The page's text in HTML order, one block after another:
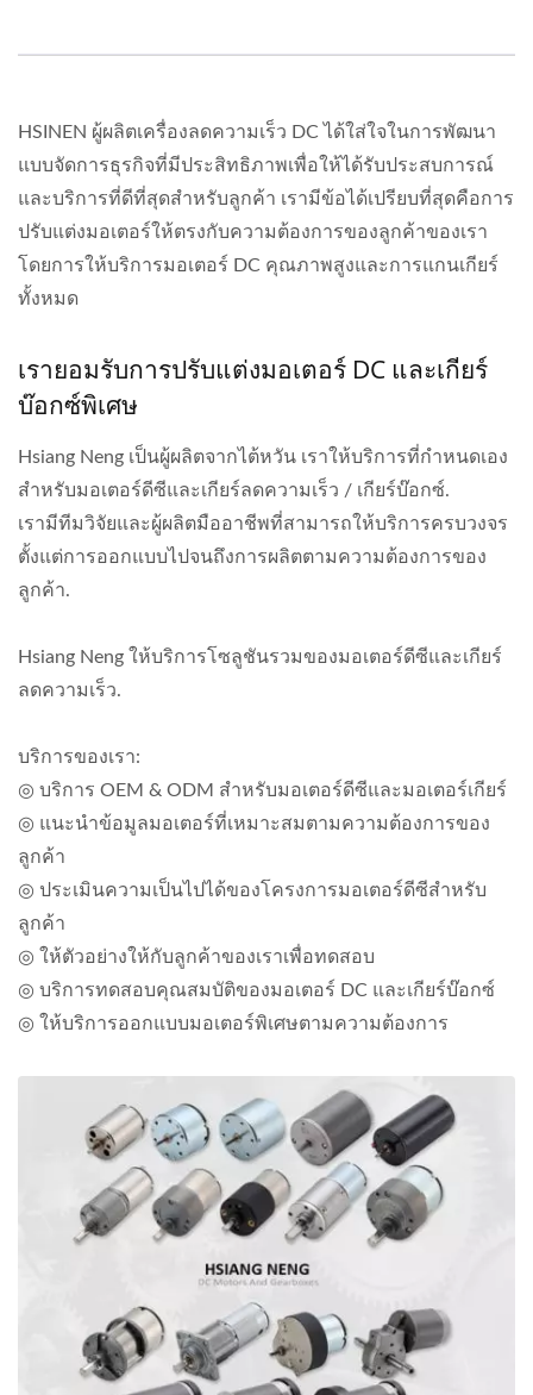
HSINEN ผู้ผลิตเครื่องลดความเร็ว DC ได้ใส่ใจในการพัฒนา
แบบจัดการธุรกิจที่มีประสิทธิภาพเพื่อให้ได้รับประสบการณ์
และบริการที่ดีที่สุดสำหรับลูกค้า เรามีข้อได้เปรียบที่สุดคือการ
ปรับแต่งมอเตอร์ให้ตรงกับความต้องการของลูกค้าของเรา
โดยการให้บริการมอเตอร์ DC คุณภาพสูงและการแกนเกียร์
ทั้งหมด
เรายอมรับการปรับแต่งมอเตอร์ DC และเกียร์
บ๊อกซ์พิเศษ
Hsiang Neng เป็นผู้ผลิตจากไต้หวัน เราให้บริการที่กำหนดเอง
สำหรับมอเตอร์ดีซีและเกียร์ลดความเร็ว / เกียร์บ๊อกซ์.
เรามีทีมวิจัยและผู้ผลิตมืออาชีพที่สามารถให้บริการครบวงจร
ตั้งแต่การออกแบบไปจนถึงการผลิตตามความต้องการของ
ลูกค้า.
Hsiang Neng ให้บริการโซลูชันรวมของมอเตอร์ดีซีและเกียร์
ลดความเร็ว.
บริการของเรา:
◎ บริการ OEM & ODM สำหรับมอเตอร์ดีซีและมอเตอร์เกียร์
◎ แนะนำข้อมูลมอเตอร์ที่เหมาะสมตามความต้องการของ
ลูกค้า
◎ ประเมินความเป็นไปได้ของโครงการมอเตอร์ดีซีสำหรับ
ลูกค้า
◎ ให้ตัวอย่างให้กับลูกค้าของเราเพื่อทดสอบ
◎ บริการทดสอบคุณสมบัติของมอเตอร์ DC และเกียร์บ๊อกซ์
◎ ให้บริการออกแบบมอเตอร์พิเศษตามความต้องการ